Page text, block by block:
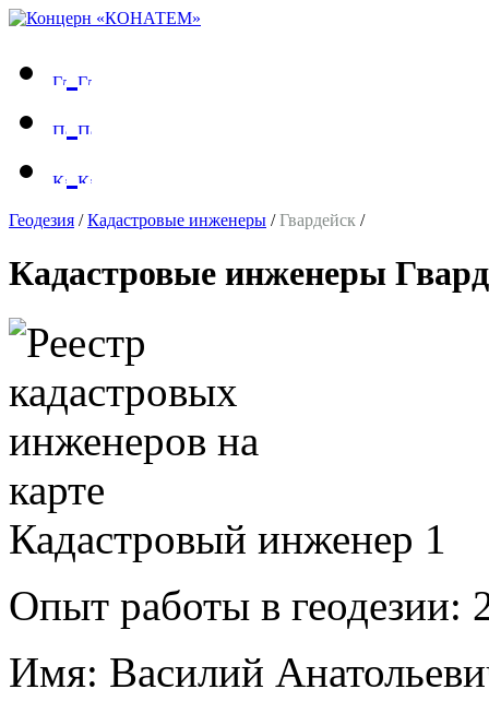
Геодезия /Кадастровые инженеры /Гвардейск /
Кадастровые инженеры
Кадастровый инженер 1
Опыт работы в геодезии:
Имя: Василий